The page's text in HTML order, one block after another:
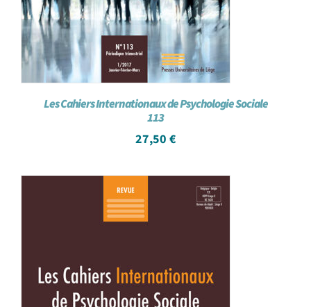
Les Cahiers Internationaux de Psychologie Sociale
113
27,50 €